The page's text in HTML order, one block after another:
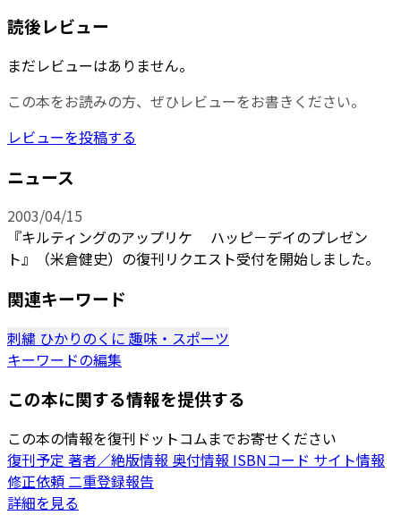
読後レビュー
まだレビューはありません。
この本をお読みの方、ぜひレビューをお書きください。
レビューを投稿する
ニュース
2003/04/15
『キルティングのアップリケ ハッピ－デイのプレゼン
ト』（米倉健史）の復刊リクエスト受付を開始しました。
関連キーワード
刺繍 ひかりのくに 趣味・スポーツ
キーワードの編集
この本に関する情報を提供する
この本の情報を復刊ドットコムまでお寄せください
復刊予定 著者／絶版情報 奥付情報 ISBNコード サイト情報
修正依頼二重登録報告
詳細を見る